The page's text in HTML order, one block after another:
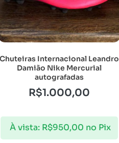
Chuteiras Internacional Leandro
Damião Nike Mercurial
autografadas
R$1.000,00
À vista: R$950,00 no Pix